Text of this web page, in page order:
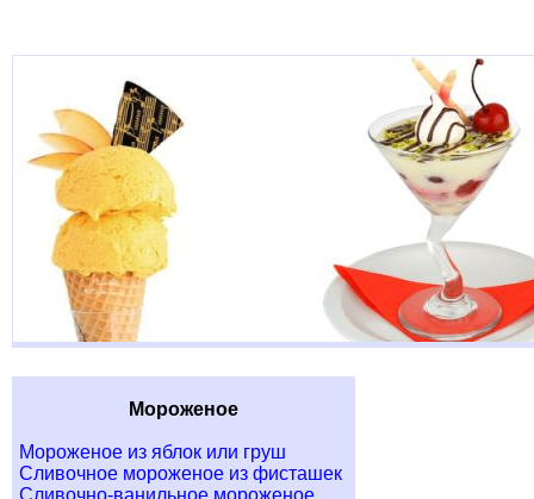
Мороженое
Мороженое из яблок или груш
Сливочное мороженое из фисташек
Сливочно-ванильное мороженое